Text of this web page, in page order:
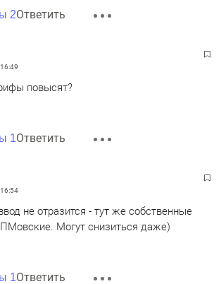
2Ответить
16:49
повысят?
1Ответить
16:54
не отразится - тут же собственные
Могут снизиться даже)
1Ответить